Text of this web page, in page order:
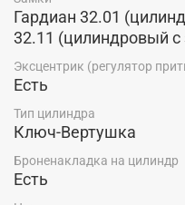
Купить входную
"Центурион", по низкой
в г. Красноярск можно в
Гардиан 32.01
32.11 (цилиндровый
Эксцентрик (регулятор
Есть
Тип цилиндра
Ключ-Вертушка
Броненакладка на цилиндр
Есть